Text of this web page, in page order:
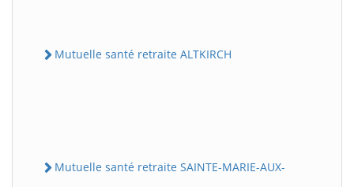
Mutuelle santé retraite ALTKIRCH
Mutuelle santé retraite SAINTE-MARIE-AUX-